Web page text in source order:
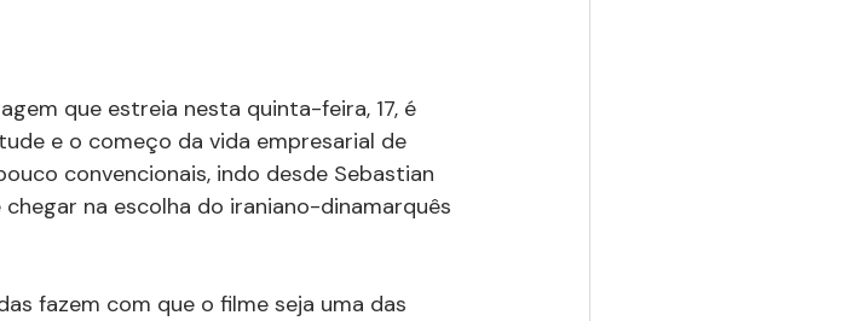
que estreia nesta quinta-feira, 17, é
e o começo da vida empresarial de
convencionais, indo desde Sebastian
na escolha do iraniano-dinamarquês
fazem com que o filme seja uma das